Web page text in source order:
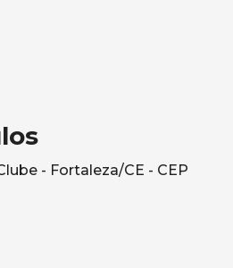
- Fortaleza/CE - CEP